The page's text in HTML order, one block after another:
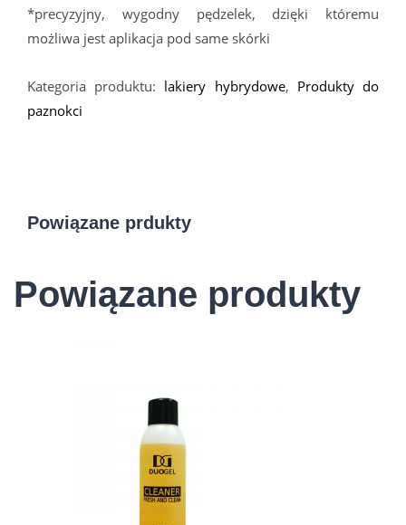
*precyzyjny, wygodny pędzelek, dzięki któremu
możliwa jest aplikacja pod same skórki
Kategoria produktu: lakiery hybrydowe, Produkty do
paznokci
Powiązane prdukty
Powiązane produkty